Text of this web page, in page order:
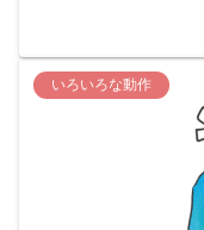
いろいろな動作